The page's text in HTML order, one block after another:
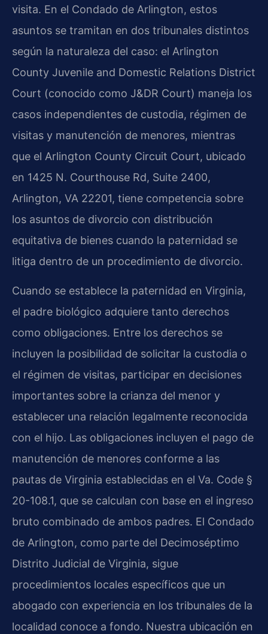
visita. En el Condado de Arlington, estos
asuntos se tramitan en dos tribunales distintos
según la naturaleza del caso: el Arlington
County Juvenile and Domestic Relations District
Court (conocido como J&DR Court) maneja los
casos independientes de custodia, régimen de
visitas y manutención de menores, mientras
que el Arlington County Circuit Court, ubicado
en 1425 N. Courthouse Rd, Suite 2400,
Arlington, VA 22201, tiene competencia sobre
los asuntos de divorcio con distribución
equitativa de bienes cuando la paternidad se
litiga dentro de un procedimiento de divorcio.
Cuando se establece la paternidad en Virginia,
el padre biológico adquiere tanto derechos
como obligaciones. Entre los derechos se
incluyen la posibilidad de solicitar la custodia o
el régimen de visitas, participar en decisiones
importantes sobre la crianza del menor y
establecer una relación legalmente reconocida
con el hijo. Las obligaciones incluyen el pago de
manutención de menores conforme a las
pautas de Virginia establecidas en el Va. Code §
20-108.1, que se calculan con base en el ingreso
bruto combinado de ambos padres. El Condado
de Arlington, como parte del Decimoséptimo
Distrito Judicial de Virginia, sigue
procedimientos locales específicos que un
abogado con experiencia en los tribunales de la
localidad conoce a fondo. Nuestra ubicación en